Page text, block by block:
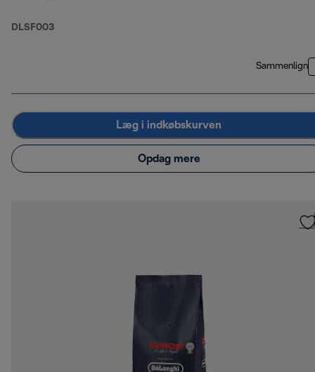
DLSF003
Sammenlign
Læg i indkøbskurven
Opdag mere